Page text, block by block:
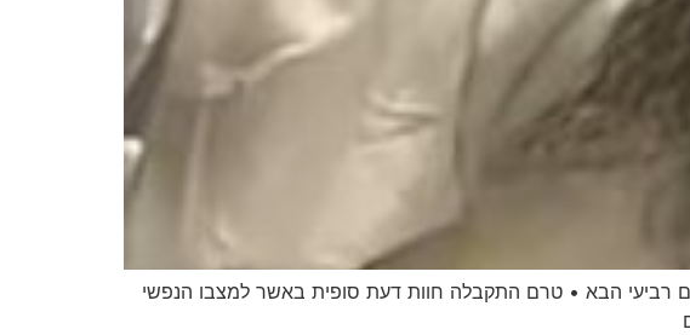
רביעי הבא • טרם התקבלה חוות דעת סופית באשר למצבו הנפשי